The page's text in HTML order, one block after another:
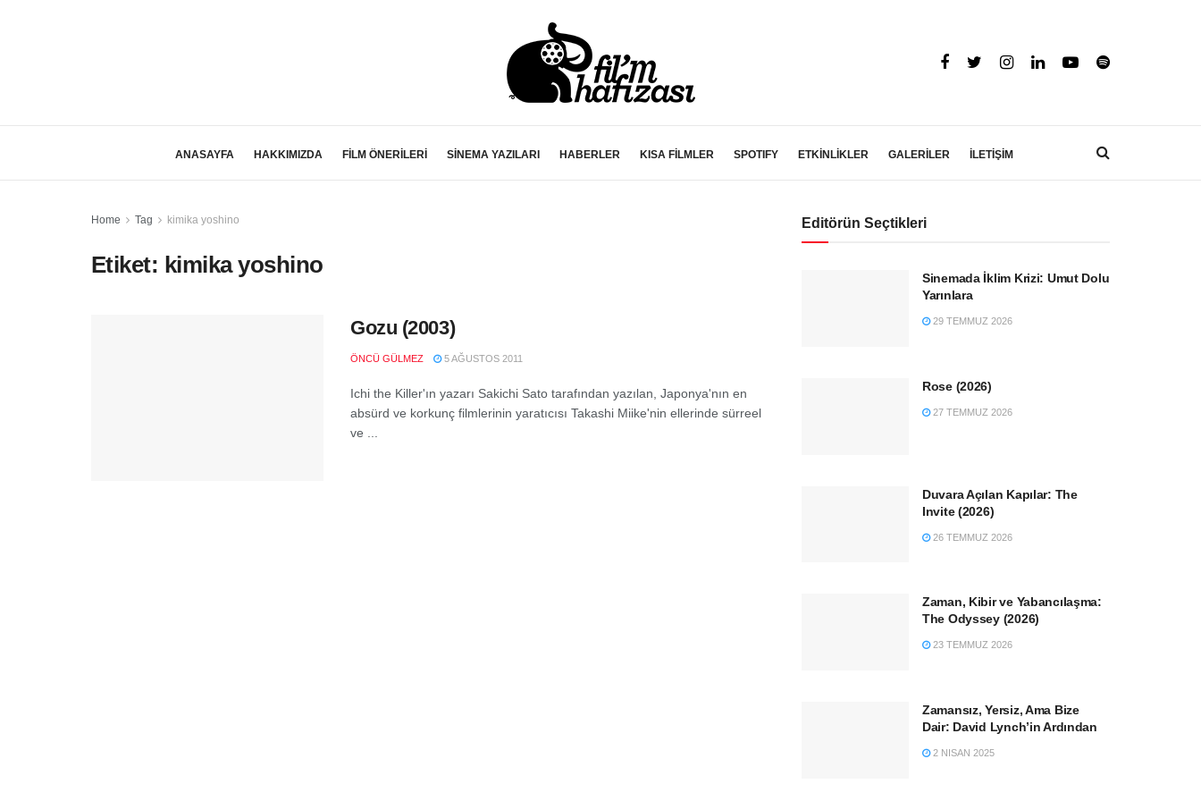
ANASAYFA HAKKIMIZDA FİLM ÖNERİLERİ SİNEMA YAZILARI HABERLER KISA FİLMLER SPOTIFY ETKİNLİKLER GALERİLER İLETİŞİM
Home Tag kimika yoshino
Etiket: kimika yoshino
Gozu (2003)
ÖNCÜ GÜLMEZ 5 AĞUSTOS 2011
Ichi the Killer'ın yazarı Sakichi Sato tarafından yazılan, Japonya'nın en
absürd ve korkunç filmlerinin yaratıcısı Takashi Miike'nin ellerinde sürreel
ve ...
Editörün Seçtikleri
Sinemada İklim Krizi: Umut Dolu
Yarınlara
29 TEMMUZ 2026
Rose (2026)
27 TEMMUZ 2026
Duvara Açılan Kapılar: The
Invite (2026)
26 TEMMUZ 2026
Zaman, Kibir ve Yabancılaşma:
The Odyssey (2026)
23 TEMMUZ 2026
Zamansız, Yersiz, Ama Bize
Dair: David Lynch’in Ardından
2 NISAN 2025